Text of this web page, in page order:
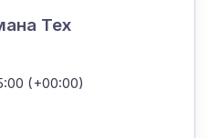
Тех
(+00:00)